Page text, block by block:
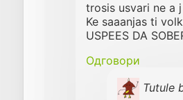
trosis usvari ne a
Ke saaanjas ti
USPEES DA
Одговори
Tutule